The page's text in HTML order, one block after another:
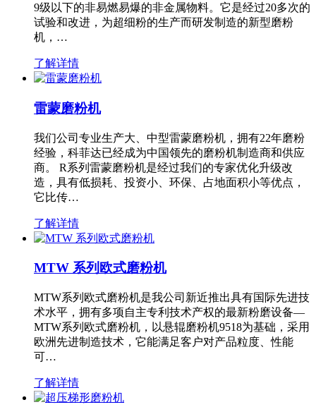
9级以下的非易燃易爆的非金属物料。它是经过20多次的
试验和改进，为超细粉的生产而研发制造的新型磨粉
机，…
了解详情
雷蒙磨粉机
我们公司专业生产大、中型雷蒙磨粉机，拥有22年磨粉
经验，科菲达已经成为中国领先的磨粉机制造商和供应
商。 R系列雷蒙磨粉机是经过我们的专家优化升级改
造，具有低损耗、投资小、环保、占地面积小等优点，
它比传…
了解详情
MTW 系列欧式磨粉机
MTW系列欧式磨粉机是我公司新近推出具有国际先进技
术水平，拥有多项自主专利技术产权的最新粉磨设备—
MTW系列欧式磨粉机，以悬辊磨粉机9518为基础，采用
欧洲先进制造技术，它能满足客户对产品粒度、性能
可…
了解详情